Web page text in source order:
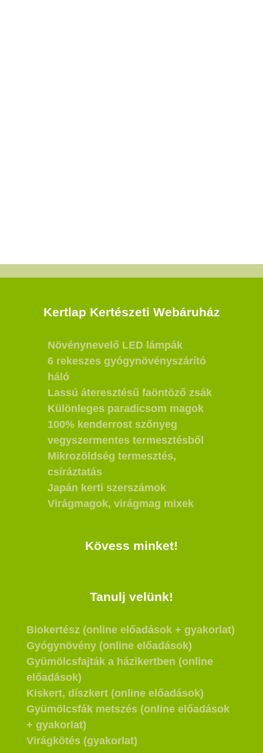
Kertlap Kertészeti Webáruház
Növénynevelő LED lámpák
6 rekeszes gyógynövényszárító
háló
Lassú áteresztésű faöntöző zsák
Különleges paradicsom magok
100% kenderrost szőnyeg
vegyszermentes termesztésből
Mikrozöldség termesztés,
csíráztatás
Japán kerti szerszámok
Virágmagok, virágmag mixek
Kövess minket!
Tanulj velünk!
Biokertész (online előadások + gyakorlat)
Gyógynövény (online előadások)
Gyümölcsfajták a házikertben (online
előadások)
Kiskert, díszkert (online előadások)
Gyümölcsfák metszés (online előadások
+ gyakorlat)
Virágkötés (gyakorlat)